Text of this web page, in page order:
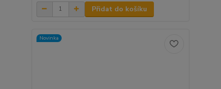
Přidat do košíku
Novinka